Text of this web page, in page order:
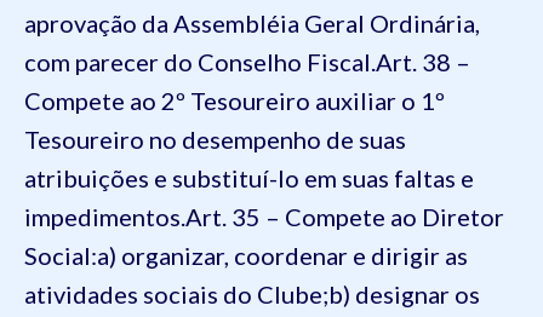
aprovação da Assembléia Geral Ordinária,
com parecer do Conselho Fiscal.Art. 38 –
Compete ao 2º Tesoureiro auxiliar o 1º
Tesoureiro no desempenho de suas
atribuições e substituí-lo em suas faltas e
impedimentos.Art. 35 – Compete ao Diretor
Social:a) organizar, coordenar e dirigir as
atividades sociais do Clube;b) designar os